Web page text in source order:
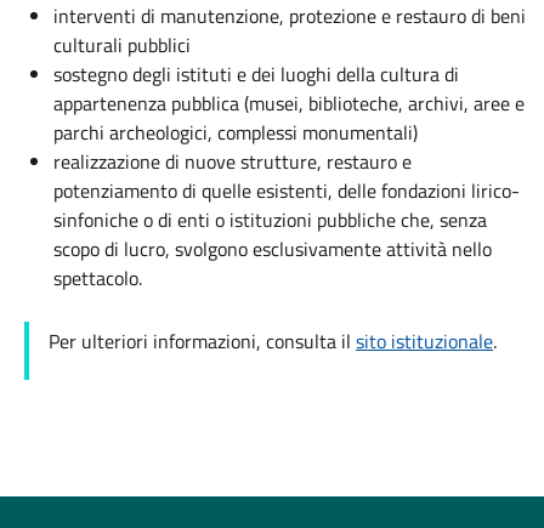
interventi di manutenzione, protezione e restauro di beni
culturali pubblici
sostegno degli istituti e dei luoghi della cultura di
appartenenza pubblica (musei, biblioteche, archivi, aree e
parchi archeologici, complessi monumentali)
realizzazione di nuove strutture, restauro e
potenziamento di quelle esistenti, delle fondazioni lirico-
sinfoniche o di enti o istituzioni pubbliche che, senza
scopo di lucro, svolgono esclusivamente attività nello
spettacolo.
Per ulteriori informazioni, consulta il sito istituzionale.